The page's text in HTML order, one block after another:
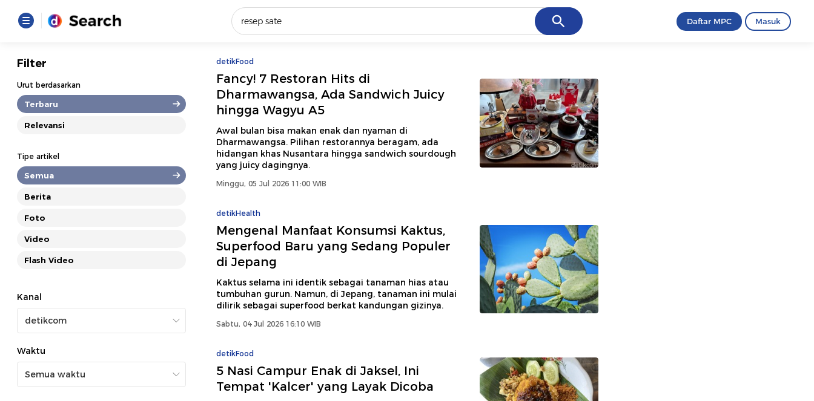
Cancel
Loading...
Promoted
Terakhir yang dicari
Loading...
Daftar MPC Masuk
Filter
Urut berdasarkan
Terbaru
Relevansi
Tipe artikel
Semua
Berita
Foto
Video
Flash Video
Kanal
Waktu
detikFood
Fancy! 7 Restoran Hits di
Dharmawangsa, Ada Sandwich Juicy
hingga Wagyu A5
Awal bulan bisa makan enak dan nyaman di
Dharmawangsa. Pilihan restorannya beragam, ada
hidangan khas Nusantara hingga sandwich sourdough
yang juicy dagingnya.
Minggu, 05 Jul 2026 11:00 WIB
detikHealth
Mengenal Manfaat Konsumsi Kaktus,
Superfood Baru yang Sedang Populer
di Jepang
Kaktus selama ini identik sebagai tanaman hias atau
tumbuhan gurun. Namun, di Jepang, tanaman ini mulai
dilirik sebagai superfood berkat kandungan gizinya.
Sabtu, 04 Jul 2026 16:10 WIB
detikFood
5 Nasi Campur Enak di Jaksel, Ini
Tempat 'Kalcer' yang Layak Dicoba